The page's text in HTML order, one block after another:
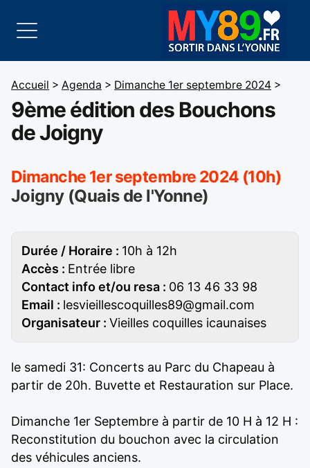
Accueil > Agenda > Dimanche 1er septembre 2024 >
9ème édition des Bouchons
de Joigny
Dimanche 1er septembre 2024 (10h)
Joigny (Quais de l'Yonne)
Durée / Horaire : 10h à 12h
Accès : Entrée libre
Contact info et/ou resa : 06 13 46 33 98
Email : lesvieillescoquilles89@gmail.com
Organisateur : Vieilles coquilles icaunaises
le samedi 31: Concerts au Parc du Chapeau à
partir de 20h. Buvette et Restauration sur Place.
Dimanche 1er Septembre à partir de 10 H à 12 H :
Reconstitution du bouchon avec la circulation
des véhicules anciens.